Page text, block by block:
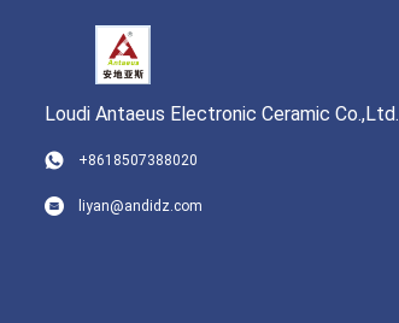
Loudi Antaeus Electronic Ceramic Co.,Ltd.
+8618507388020
liyan@andidz.com